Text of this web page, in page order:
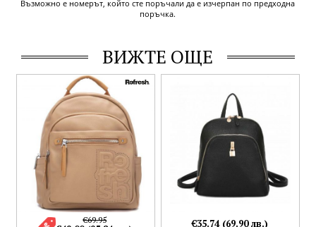
Възможно е номерът, който сте поръчали да е изчерпан по предходна
поръчка.
ВИЖТЕ ОЩЕ
€69.95 €35.74 (69.90 лв.)